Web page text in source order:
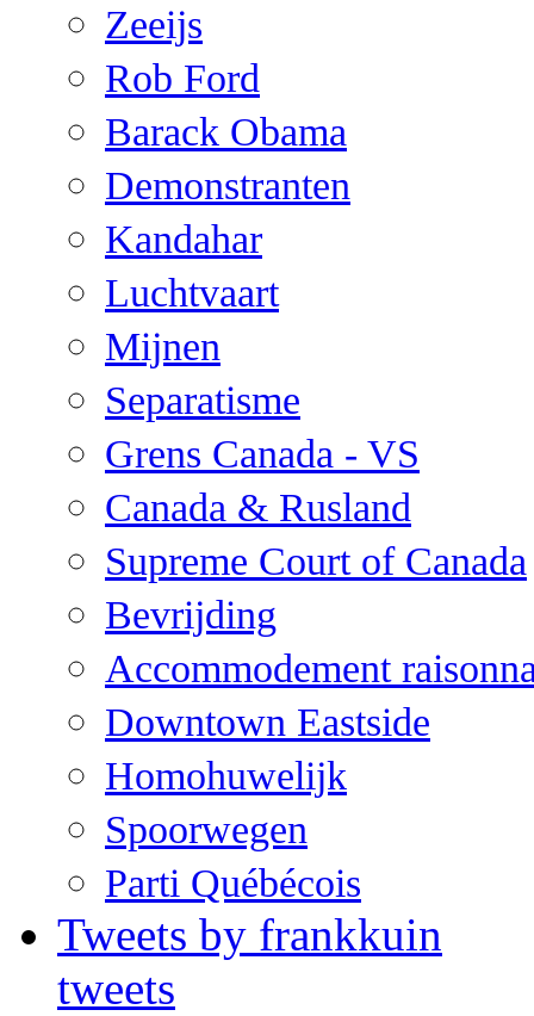
Zeeijs
Rob Ford
Barack Obama
Demonstranten
Kandahar
Luchtvaart
Mijnen
Separatisme
Grens Canada - VS
Canada & Rusland
Supreme Court of Canada
Bevrijding
Accommodement
Downtown Eastside
Homohuwelijk
Spoorwegen
Parti Québécois
Tweets by frankkuin
tweets